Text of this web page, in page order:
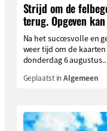
Strijd om de
terug. Opgeven
Na het succesvolle en
weer tijd om de
donderdag 6
Geplaatst inAlgemeen